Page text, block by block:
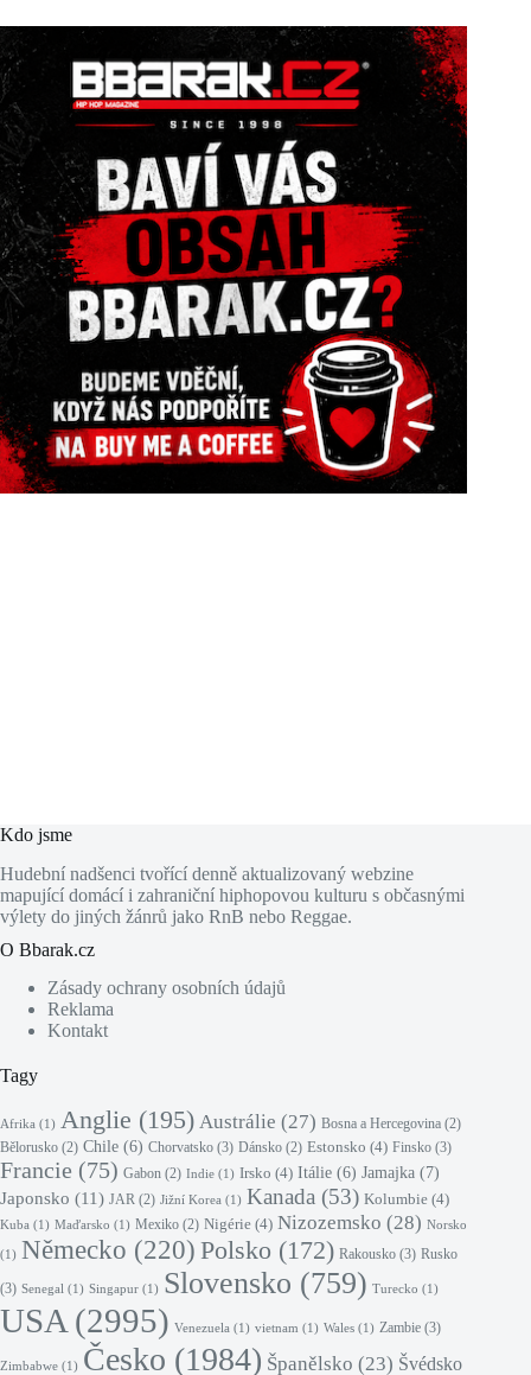
Kdo jsme
Hudební nadšenci tvořící denně aktualizovaný webzine
mapující domácí i zahraniční hiphopovou kulturu s občasnými
výlety do jiných žánrů jako RnB nebo Reggae.
O Bbarak.cz
Zásady ochrany osobních údajů
Reklama
Kontakt
Tagy
Afrika (1) Anglie (195) Austrálie (27) Bosna a Hercegovina (2)
Bělorusko (2) Chile (6) Chorvatsko (3) Dánsko (2) Estonsko (4) Finsko (3)
Francie (75) Gabon (2) Indie (1) Irsko (4) Itálie (6) Jamajka (7)
Japonsko (11) JAR (2) Jižní Korea (1) Kanada (53) Kolumbie (4)
Kuba (1) Maďarsko (1) Mexiko (2) Nigérie (4) Nizozemsko (28) Norsko
(1) Německo (220) Polsko (172) Rakousko (3) Rusko
(3) Senegal (1) Singapur (1) Slovensko (759) Turecko (1)
USA (2995) Venezuela (1) vietnam (1) Wales (1) Zambie (3)
Zimbabwe (1) Česko (1984) Španělsko (23) Švédsko